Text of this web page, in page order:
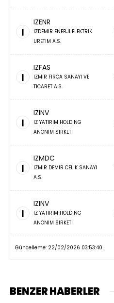
I
IZENR
IZDEMIR ENERJI ELEKTRIK
URETIM A.S.
I
IZFAS
IZMIR FIRCA SANAYI VE
TICARET A.S.
I
IZINV
IZ YATIRIM HOLDING
ANONIM SIRKETI
I
IZMDC
IZMIR DEMIR CELIK SANAYI
A.S.
I
IZINV
IZ YATIRIM HOLDING
ANONIM SIRKETI
Güncelleme: 22/02/2026 03:53:40
BENZER HABERLER